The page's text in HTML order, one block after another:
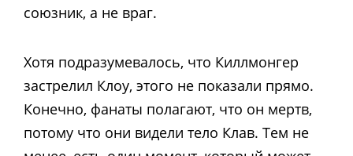
союзник, а не враг.
Хотя подразумевалось, что Киллмонгер
застрелил Клоу, этого не показали прямо.
Конечно, фанаты полагают, что он мертв,
потому что они видели тело Клав. Тем не